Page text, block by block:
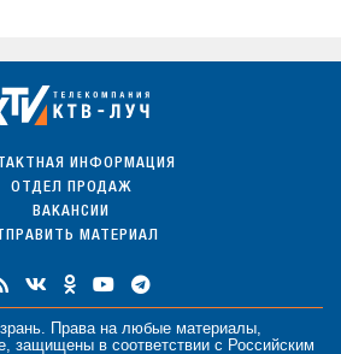
ИНФОРМАЦИЯ
ОТДЕЛ ПРОДАЖ
ВАКАНСИИ
МАТЕРИАЛ
Права на любые материалы
защищены в соответствии с Российским